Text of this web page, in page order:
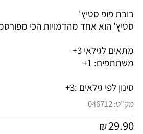
בובת פופ סטיץ'
סטיץ' הוא אחד מהדמויות הכי
מתאים לגילאי 3+
משתתפים: 1+
סינון לפי גילאים :3+
מק"ט:046712
₪29.90